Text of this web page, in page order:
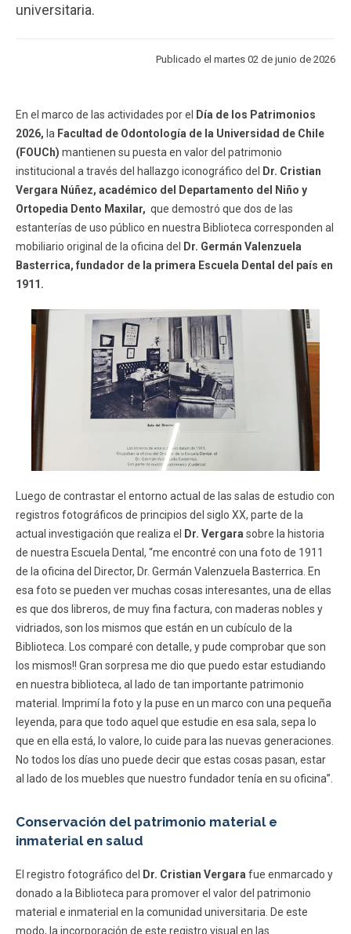
universitaria.
Publicado el martes 02 de junio de 2026
En el marco de las actividades por el
Día de los Patrimonios
2026, la Facultad de Odontología de la Universidad de Chile
(FOUCh) mantienen su puesta en valor del patrimonio
institucional a través del hallazgo iconográfico del
Dr. Cristian
Vergara Núñez, académico del Departamento del Niño y
Ortopedia Dento Maxilar, que demostró que dos de las
estanterías de uso público en nuestra Biblioteca corresponden al
mobiliario original de la oficina del
Dr. Germán Valenzuela
Basterrica, fundador de la primera Escuela Dental del país en
1911.
Luego de contrastar el entorno actual de las salas de estudio con
registros fotográficos de principios del siglo XX, parte de la
actual investigación que realiza el
Dr. Vergara sobre la historia
de nuestra Escuela Dental, “me encontré con una foto de 1911
de la oficina del Director, Dr. Germán Valenzuela Basterrica. En
esa foto se pueden ver muchas cosas interesantes, una de ellas
es que dos libreros, de muy fina factura, con maderas nobles y
vidriados, son los mismos que están en un cubículo de la
Biblioteca. Los comparé con detalle, y pude comprobar que son
los mismos!! Gran sorpresa me dio que puedo estar estudiando
en nuestra biblioteca, al lado de tan importante patrimonio
material. Imprimí la foto y la puse en un marco con una pequeña
leyenda, para que todo aquel que estudie en esa sala, sepa lo
que en ella está, lo valore, lo cuide para las nuevas generaciones.
No todos los días uno puede decir que estas cosas pasan, estar
al lado de los muebles que nuestro fundador tenía en su oficina”.
Conservación del patrimonio material e
inmaterial en salud
El registro fotográfico del Dr. Cristian Vergara fue enmarcado y
donado a la Biblioteca para promover el valor del patrimonio
material e inmaterial en la comunidad universitaria. De este
modo, la incorporación de este registro visual en las